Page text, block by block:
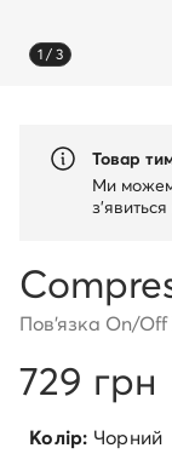
1 / 3
Товар
Ми
Пов'язка On/
729 грн
Колір: Чорний